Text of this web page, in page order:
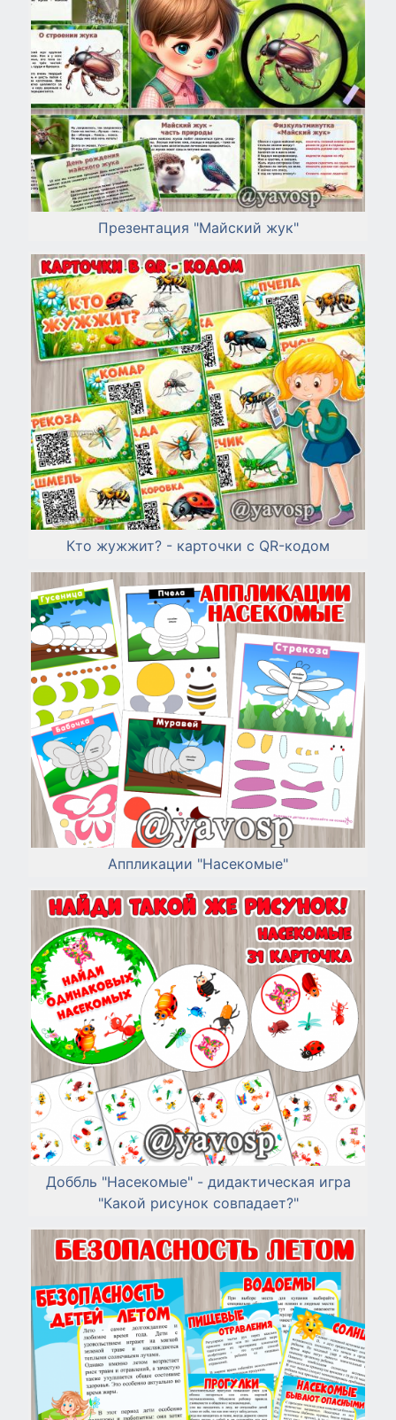
Презентация "Майский жук"
Кто жужжит? - карточки с QR-кодом
Аппликации "Насекомые"
Доббль "Насекомые" - дидактическая игра
"Какой рисунок совпадает?"